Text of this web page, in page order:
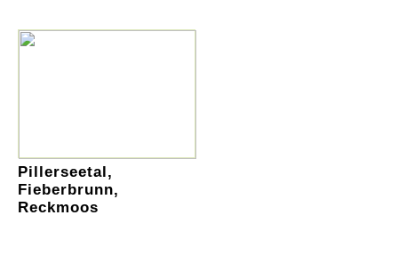
Pillerseetal,
Fieberbrunn,
Reckmoos